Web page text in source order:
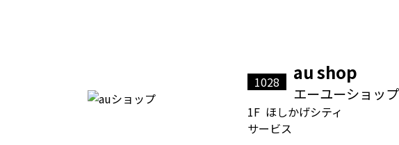
1028 au shop
エーユーショップ
1F ほしかげシティ
サービス